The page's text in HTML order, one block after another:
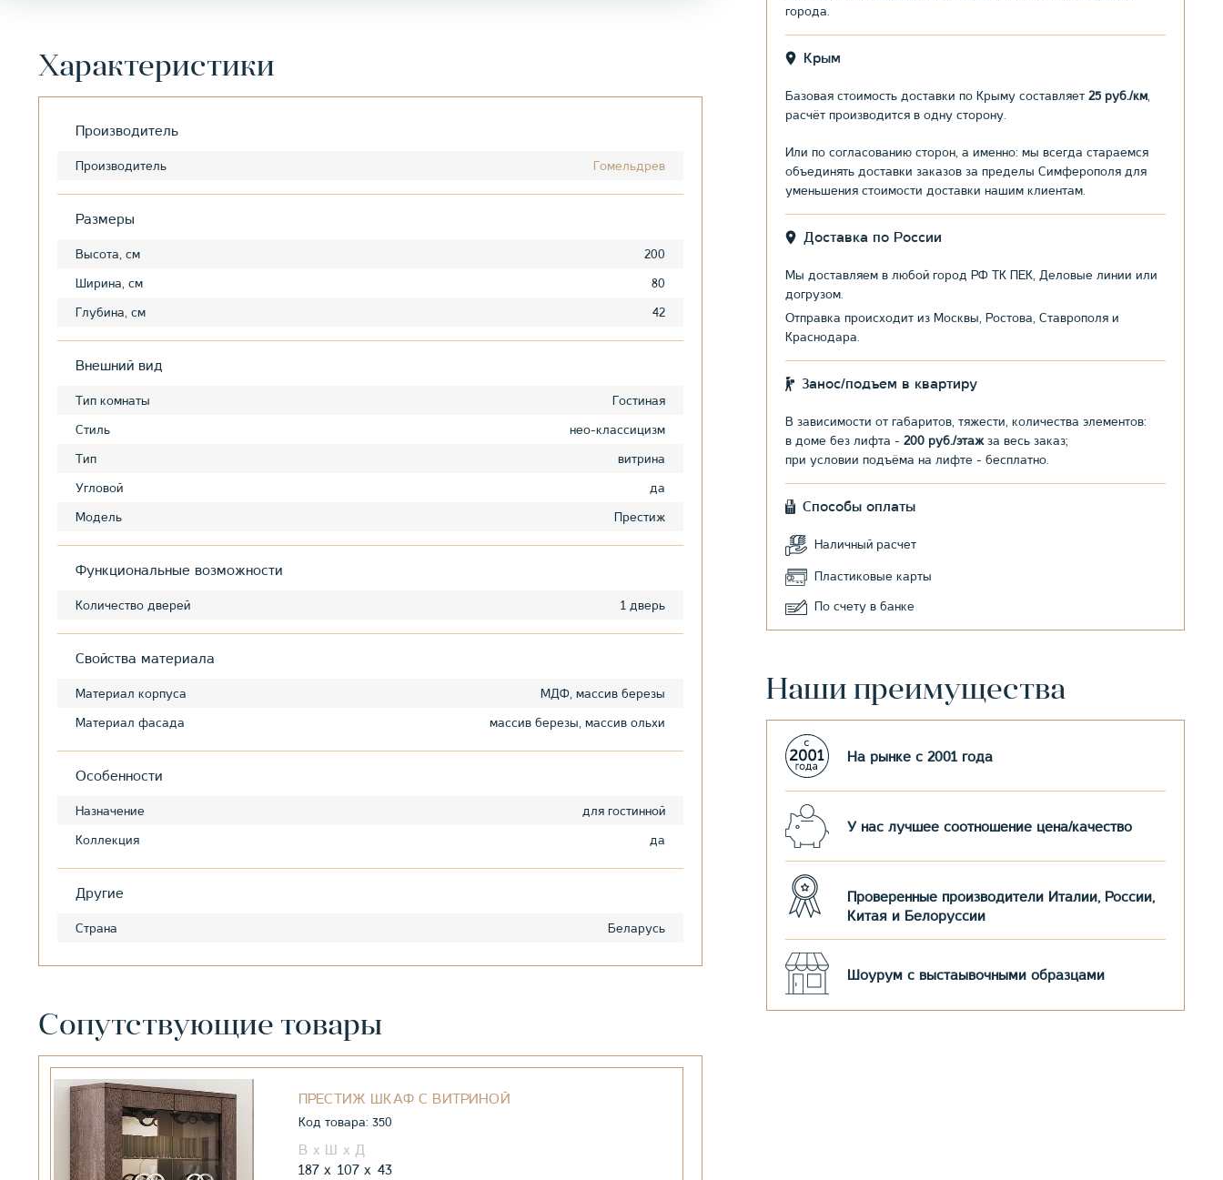
города.
Крым
Базовая стоимость доставки по Крыму составляет 25 руб./км
расчёт производится в одну сторону.
Или по согласованию сторон, а именно: мы всегда стараемся
объединять доставки заказов за пределы Симферополя для
уменьшения стоимости доставки нашим клиентам.
Доставка по России
Мы доставляем в любой город РФ ТК ПЕК, Деловые линии или
догрузом.
Отправка происходит из Москвы, Ростова, Ставрополя и
Краснодара.
Занос/подъем в квартиру
В зависимости от габаритов, тяжести, количества элементов:
в доме без лифта - 200 руб./этажза весь заказ;
при условии подъёма на лифте - бесплатно.
Способы оплаты
Наличный расчет
Пластиковые карты
По счету в банке
Наши преимущества
На рынке с 2001 года
У нас лучшее соотношение цена/качество
Проверенные производители Италии, России,
Китая и Белоруссии
Шоурум с выстаывочными образцами
Характеристики
Производитель
Производитель Гомельдрев
Размеры
Высота, см
200
Ширина, см
80
Глубина, см
42
Внешний вид
Тип комнаты
Гостиная
Стиль
нео-классицизм
Тип
витрина
Угловой
да
Модель
Престиж
Функциональные возможности
Количество дверей 1 дверь
Свойства материала
Материал корпуса
МДФ, массив березы
Материал фасада
массив березы, массив ольхи
Особенности
Назначение
для гостинной
Коллекция
да
Другие
Страна Беларусь
Сопутствующие товары
ПРЕСТИЖ ШКАФ С ВИТРИНОЙ
Код товара: 350
187 107 43